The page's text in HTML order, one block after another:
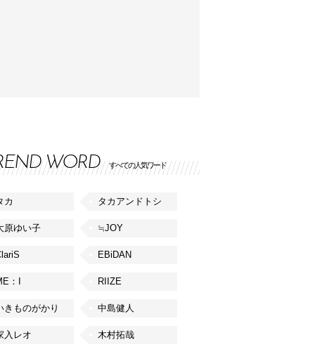
WORD すべての人気ワード
カ タカアンドトシ
原ゆい子 ≒JOY
EBiDAN
：I RIIZE
きものがかり 中島健人
入レオ 木村拓哉